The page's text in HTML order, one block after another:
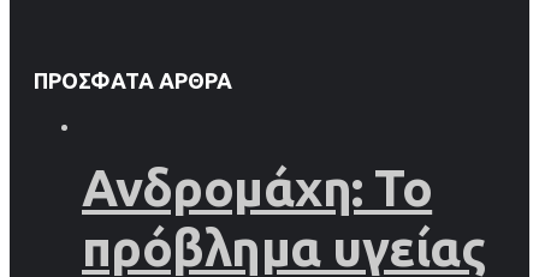
ΠΡΌΣΦΑΤΑ ΆΡΘΡΑ
Ανδρομάχη: Το
πρόβλημα υγείας